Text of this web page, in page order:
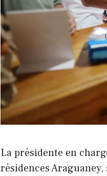
La présidente en
résidences